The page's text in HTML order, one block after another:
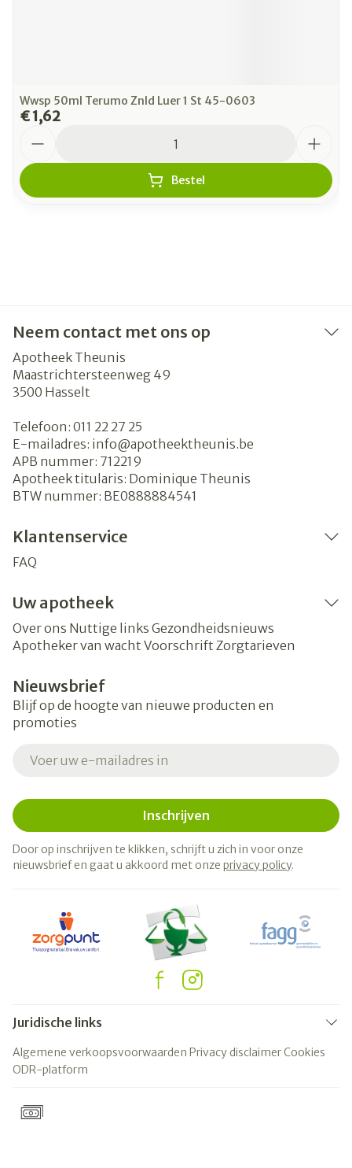
Wwsp 50ml Terumo Znld Luer 1 St 45-0603
€ 1,62
Bestel
Neem contact met ons op
Apotheek Theunis
Maastrichtersteenweg 49
3500 Hasselt
Telefoon: 011 22 27 25
E-mailadres: info@apotheektheunis.be
APB nummer: 712219
Apotheek titularis: Dominique Theunis
BTW nummer: BE0888884541
Klantenservice
FAQ
Uw apotheek
Over ons Nuttige links Gezondheidsnieuws
Apotheker van wacht Voorschrift Zorgtarieven
Nieuwsbrief
Blijf op de hoogte van nieuwe producten en
promoties
Inschrijven
Door op inschrijven te klikken, schrijft u zich in voor onze
nieuwsbrief en gaat u akkoord met onze privacy policy.
Juridische links
Algemene verkoopsvoorwaarden Privacy disclaimerCookies
ODR-platform